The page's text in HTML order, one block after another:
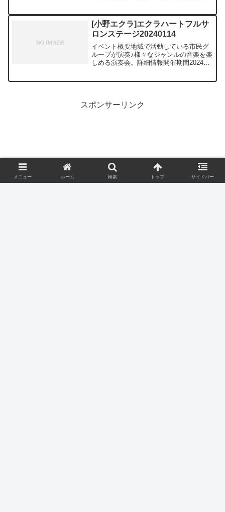
2000三木市文化会館のホー...
[小野エクラ]エクラハートフルサ
ロンステージ20240114
イベント概要地域で活動している市民グ
ループが演奏♪様々なジャンルの音楽を楽
しめる演奏会。詳細情報開催期間2024年
スポンサーリンク
メニュー ホーム 検索 トップ サイドバー